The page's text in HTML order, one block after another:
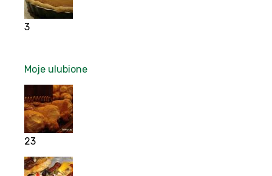
3
Moje ulubione
23